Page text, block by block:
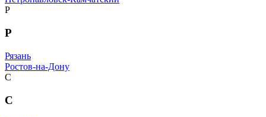
Р
Р
Рязань
Ростов-на-Дону
С
С